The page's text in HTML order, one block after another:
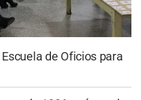
de Oficios para